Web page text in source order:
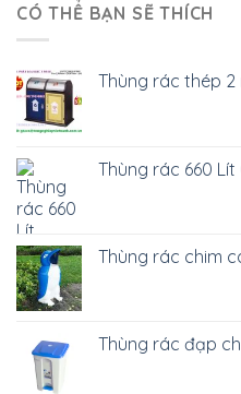
CÓ THỂ BẠN SẼ THÍCH
Thùng rác thép 2
Thùng rác 660 Lít
Thùng rác chim
Thùng rác đạp